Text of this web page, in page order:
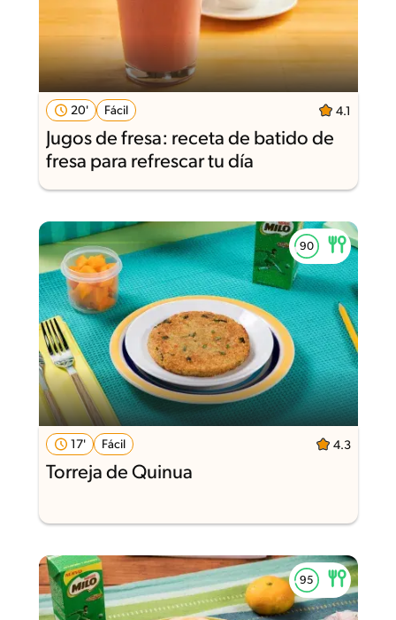
20' Fácil 4.1
Jugos de fresa: receta de batido de
fresa para refrescar tu día
17' Fácil 4.3
Torreja de Quinua